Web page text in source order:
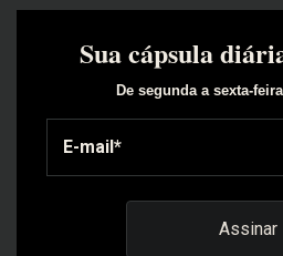
Sua cápsula
De segunda a sexta-